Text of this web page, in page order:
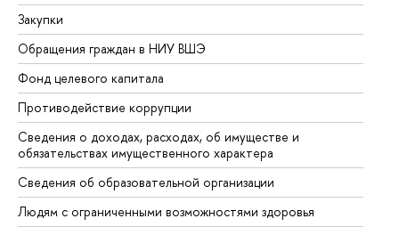
Закупки
Обращения граждан в НИУ ВШЭ
Фонд целевого капитала
Противодействие коррупции
Сведения о доходах, расходах, об имуществе и
обязательствах имущественного характера
Сведения об образовательной организации
Людям с ограниченными возможностями здоровья